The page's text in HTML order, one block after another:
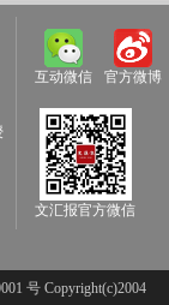
互动微信 官方微博
文汇报官方微信
号 Copyright(c)2004